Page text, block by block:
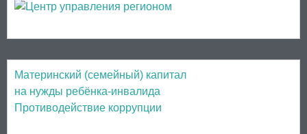
Материнский (семейный) капитал
на нужды ребёнка-инвалида
Противодействие коррупции